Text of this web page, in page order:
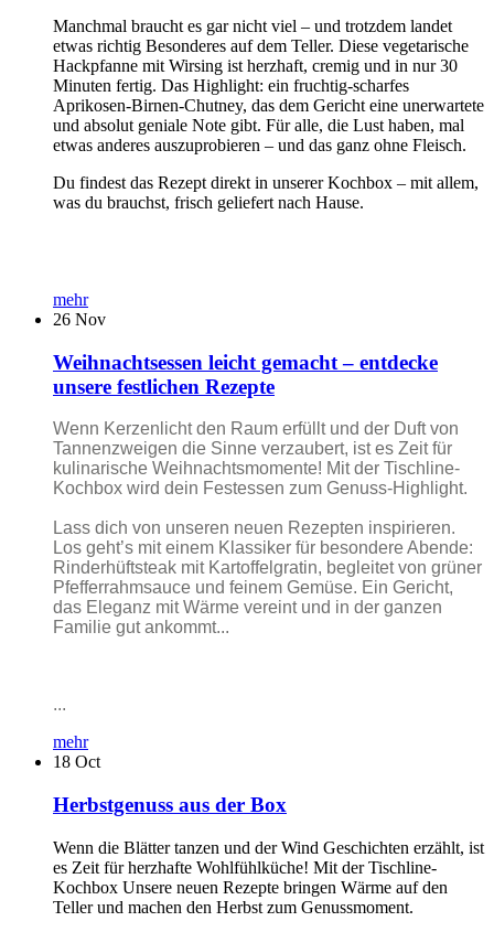
Manchmal braucht es gar nicht viel – und trotzdem landet
etwas richtig Besonderes auf dem Teller. Diese vegetarische
Hackpfanne mit Wirsing ist herzhaft, cremig und in nur 30
Minuten fertig. Das Highlight: ein fruchtig-scharfes
Aprikosen-Birnen-Chutney, das dem Gericht eine unerwartete
und absolut geniale Note gibt. Für alle, die Lust haben, mal
etwas anderes auszuprobieren – und das ganz ohne Fleisch.
Du findest das Rezept direkt in unserer Kochbox – mit allem,
was du brauchst, frisch geliefert nach Hause.
mehr
26 Nov
Weihnachtsessen leicht gemacht – entdecke
unsere festlichen Rezepte
Wenn Kerzenlicht den Raum erfüllt und der Duft von
Tannenzweigen die Sinne verzaubert, ist es Zeit für
kulinarische Weihnachtsmomente! Mit der Tischline-
Kochbox wird dein Festessen zum Genuss-Highlight.
Lass dich von unseren neuen Rezepten inspirieren.
Los geht’s mit einem Klassiker für besondere Abende:
Rinderhüftsteak mit Kartoffelgratin, begleitet von grüner
Pfefferrahmsauce und feinem Gemüse. Ein Gericht,
das Eleganz mit Wärme vereint und in der ganzen
Familie gut ankommt...
...
mehr
18 Oct
Herbstgenuss aus der Box
Wenn die Blätter tanzen und der Wind Geschichten erzählt, ist
es Zeit für herzhafte Wohlfühlküche! Mit der Tischline-
Kochbox Unsere neuen Rezepte bringen Wärme auf den
Teller und machen den Herbst zum Genussmoment.